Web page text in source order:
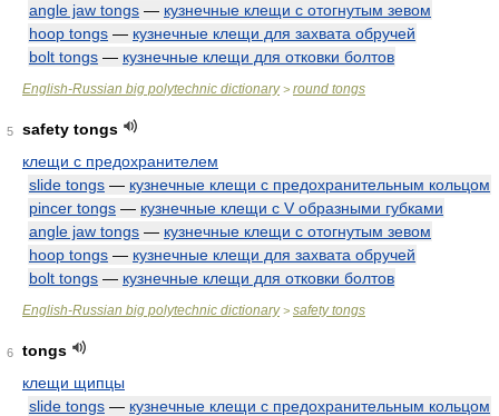
angle jaw tongs — кузнечные клещи с отогнутым зевом
hoop tongs — кузнечные клещи для захвата обручей
bolt tongs — кузнечные клещи для отковки болтов
English-Russian big polytechnic dictionary> round tongs
5
safety tongs
клещи с предохранителем
slide tongs — кузнечные клещи с предохранительным кольцом
pincer tongs — кузнечные клещи с V образными губками
angle jaw tongs — кузнечные клещи с отогнутым зевом
hoop tongs — кузнечные клещи для захвата обручей
bolt tongs — кузнечные клещи для отковки болтов
English-Russian big polytechnic dictionary> safety tongs
6
tongs
клещи щипцы
slide tongs — кузнечные клещи с предохранительным кольцом